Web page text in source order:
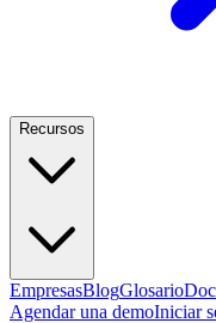
Recursos
EmpresasBlogGlosario
Agendar una demoIniciar